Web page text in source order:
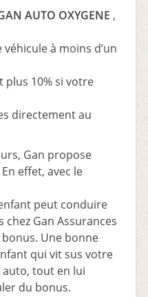
AUTO OXYGENE ,
à moins d’un
plus 10% si votre
directement au
Gan propose
effet, avec le
peut conduire
Gan Assurances
Une bonne
qui vit sus votre
tout en lui
du bonus.